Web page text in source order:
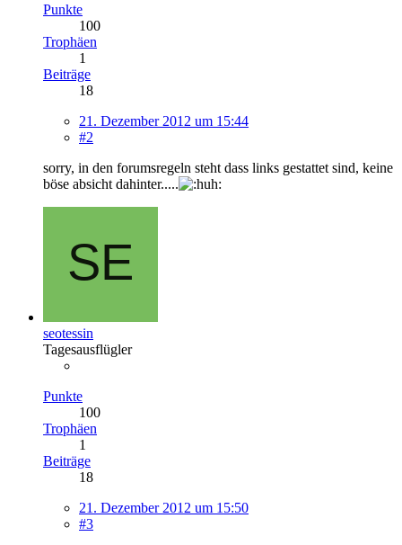
Punkte
100
Trophäen
1
Beiträge
18
21. Dezember 2012 um 15:44
#2
sorry, in den forumsregeln steht dass links gestattet sind, keine
böse absicht dahinter.....
seotessin
Tagesausflügler
Punkte
100
Trophäen
1
Beiträge
18
21. Dezember 2012 um 15:50
#3